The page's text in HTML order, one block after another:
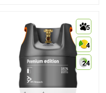
5
4
24